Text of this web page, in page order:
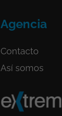
Agencia
Contacto
Así somos